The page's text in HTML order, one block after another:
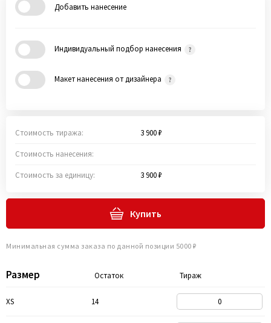
Размер Остаток Тираж
XS 14
Добавить нанесение
Индивидуальный подбор нанесения
Макет нанесения от дизайнера
Стоимость тиража: 3 900 ₽
Стоимость нанесения:
Стоимость за единицу: 3 900 ₽
Купить
Минимальная сумма заказа по данной позиции 5000 ₽